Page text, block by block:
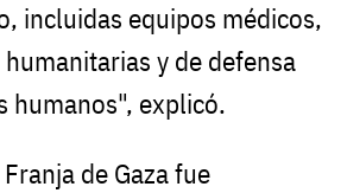
incluidas equipos médicos,
y de defensa
humanos", explicó.
de Gaza fue